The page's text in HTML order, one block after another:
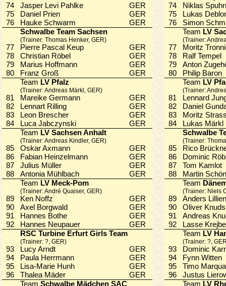
74 Jasper Levi Pahlke
GER
75
Daniel Prien
GER
76
Hauke Schwarm
GER
Schwalbe Team Sachsen
(Trainer: Thomas Henker, GER)
77 Pierre Pascal Keup
GER
78 Christian Röbel
GER
79
Marius Hoffmann
GER
80
Franz Groß
GER
Team LV Pfalz
(Trainer: Andreas Märkl, GER)
81 Mareike Germann
GER
82
Lennart Rilling
GER
83
Leon Brescher
GER
84
Luca Jabczynski
GER
Team LV Sachsen Anhalt
(Trainer: Andreas Kindler, GER)
85 Oskar Axmann
GER
86
Fabian Heinzelmann
GER
87 Julius Müller
GER
88 Antonia Mühlbach
GER
Team LV Meck-Pom
(Trainer: André Quaiser, GER)
89 Ken Noffz
GER
90 Axel Borgwald
GER
91
Hannes Bothe
GER
92
Hannes Neupauer
GER
RSC Turbine Erfurt Girls Team
(Trainer: ?, GER)
93 Lucy Arndt
GER
94
Paula Herrmann
GER
95
Lisa-Marie Hunh
GER
96 Thalea Mäder
GER
Team Schwalbe Mädchen SAC
74
Niklas
75
Lukas
76 Simon
Team LV
(Trainer:
77
Moritz
78
Ralf
79 Anton
80
Philip
Team LV
(Trainer:
81
Lennard
82
Daniel
83
Moritz
84
Lukas
Schwalbe
(Trainer:
85
Rico
86
Dominic
87 Tom
88
Martin
Team
(Trainer: Niels
89 Anders
90 Oliver
91 Andreas
92
Lasse
Team LV
(Trainer: ?,
93
Dominic
94
Fynn
95 Timo
96 Justus
Team LV